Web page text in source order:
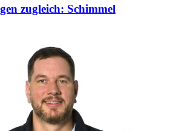
zugleich: Schimmel